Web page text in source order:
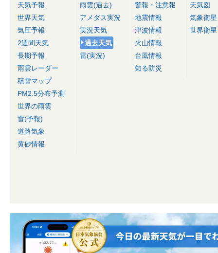
天気予報
世界天気
気圧予報
2週間天気
長期予報
雨雲レーダー
積雪マップ
PM2.5分布予測
世界の雨雲
雷(予報)
道路気象
黄砂情報
雨雲(過去)
アメダス実況
実況天気
過去天気
雷(実況)
警報・注意報
地震情報
津波情報
火山情報
台風情報
知る防災
天気図
気象衛星
世界衛星